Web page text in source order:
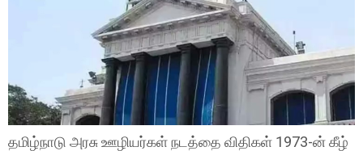
தமிழ்நாடு அரசு ஊழியர்கள் நடத்தை விதிகள் 1973-ன் கீழ்